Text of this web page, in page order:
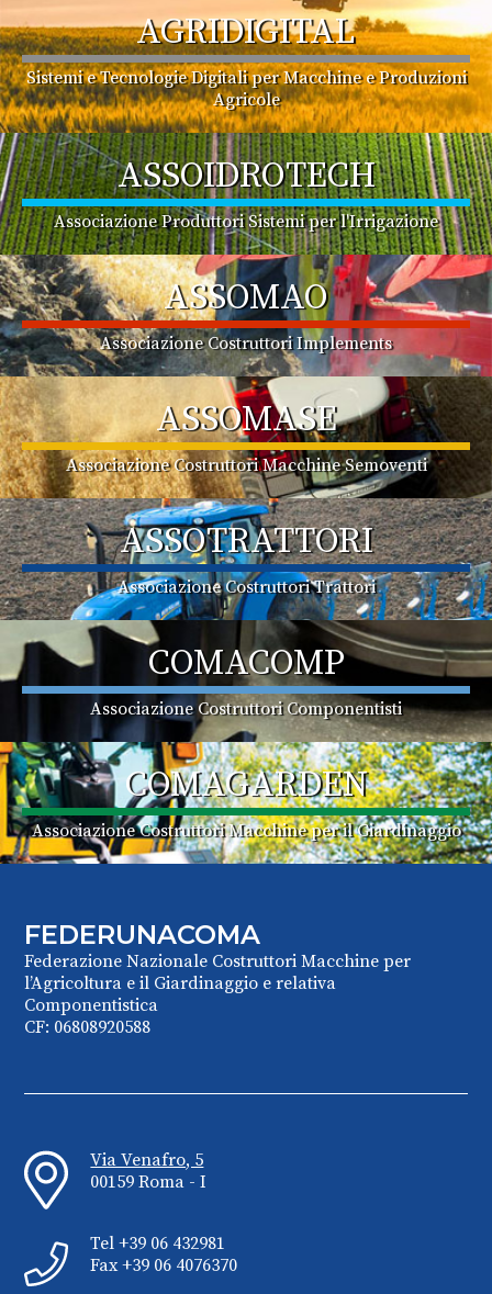
AGRIDIGITAL
Sistemi e Tecnologie Digitali per Macchine e Produzioni
Agricole
ASSOIDROTECH
Associazione Produttori Sistemi per l'Irrigazione
ASSOMAO
Associazione Costruttori Implements
ASSOMASE
Associazione Costruttori Macchine Semoventi
ASSOTRATTORI
Associazione Costruttori Trattori
COMACOMP
Associazione Costruttori Componentisti
COMAGARDEN
Associazione Costruttori Macchine per il Giardinaggio
FEDERUNACOMA
Federazione Nazionale Costruttori Macchine per
l’Agricoltura e il Giardinaggio e relativa
Componentistica
CF: 06808920588
Via Venafro, 5
00159 Roma - I
Tel +39 06 432981
Fax +39 06 4076370